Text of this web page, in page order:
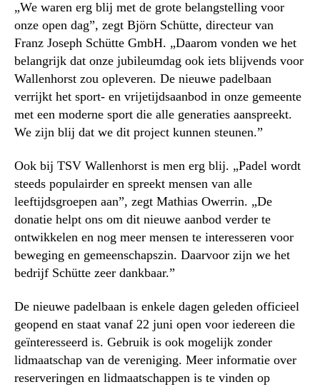
„We waren erg blij met de grote belangstelling voor
onze open dag”, zegt Björn Schütte, directeur van
Franz Joseph Schütte GmbH. „Daarom vonden we het
belangrijk dat onze jubileumdag ook iets blijvends voor
Wallenhorst zou opleveren. De nieuwe padelbaan
verrijkt het sport- en vrijetijdsaanbod in onze gemeente
met een moderne sport die alle generaties aanspreekt.
We zijn blij dat we dit project kunnen steunen.”
Ook bij TSV Wallenhorst is men erg blij. „Padel wordt
steeds populairder en spreekt mensen van alle
leeftijdsgroepen aan”, zegt Mathias Owerrin. „De
donatie helpt ons om dit nieuwe aanbod verder te
ontwikkelen en nog meer mensen te interesseren voor
beweging en gemeenschapszin. Daarvoor zijn we het
bedrijf Schütte zeer dankbaar.”
De nieuwe padelbaan is enkele dagen geleden officieel
geopend en staat vanaf 22 juni open voor iedereen die
geïnteresseerd is. Gebruik is ook mogelijk zonder
lidmaatschap van de vereniging. Meer informatie over
reserveringen en lidmaatschappen is te vinden op